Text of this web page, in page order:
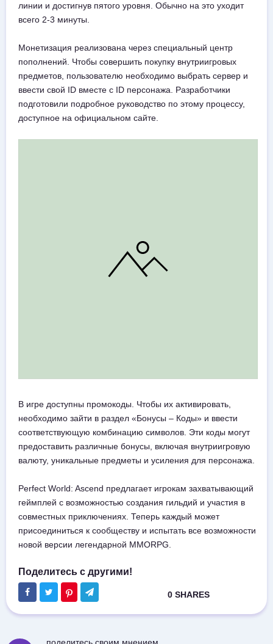
линии и достигнув пятого уровня. Обычно на это уходит
всего 2-3 минуты.
Монетизация реализована через специальный центр
пополнений. Чтобы совершить покупку внутриигровых
предметов, пользователю необходимо выбрать сервер и
ввести свой ID вместе с ID персонажа. Разработчики
подготовили подробное руководство по этому процессу,
доступное на официальном сайте.
В игре доступны промокоды. Чтобы их активировать,
необходимо зайти в раздел «Бонусы – Коды» и ввести
соответствующую комбинацию символов. Эти коды могут
предоставить различные бонусы, включая внутриигровую
валюту, уникальные предметы и усиления для персонажа.
Perfect World: Ascend предлагает игрокам захватывающий
геймплей с возможностью создания гильдий и участия в
совместных приключениях. Теперь каждый может
присоединиться к сообществу и испытать все возможности
новой версии легендарной MMORPG.